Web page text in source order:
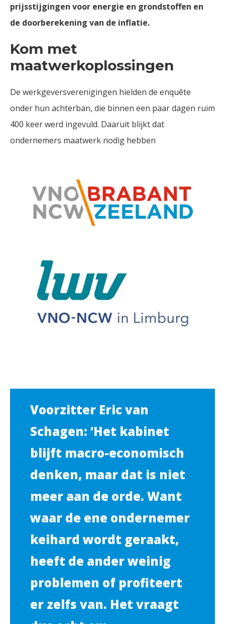
prijsstijgingen voor energie en grondstoffen en
de doorberekening van de inflatie.
Kom met
maatwerkoplossingen
De werkgeversverenigingen hielden de enquête
onder hun achterban, die binnen een paar dagen ruim
400 keer werd ingevuld. Daaruit blijkt dat
ondernemers maatwerk nodig hebben
Voorzitter Eric van
Schagen: ‘Het kabinet
blijft macro-economisch
denken, maar dat is niet
meer aan de orde. Want
waar de ene ondernemer
keihard wordt geraakt,
heeft de ander weinig
problemen of profiteert
er zelfs van. Het vraagt